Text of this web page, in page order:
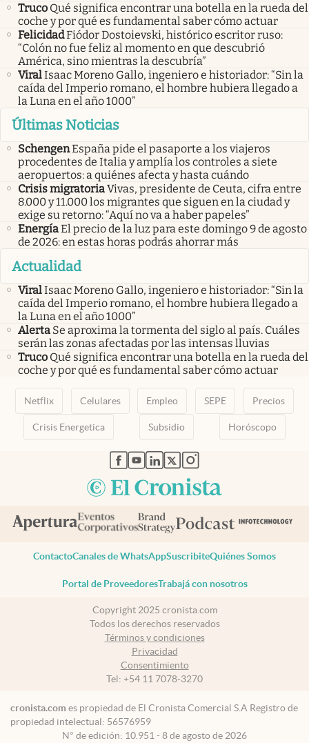
Truco Qué significa encontrar una botella en la rueda del
coche y por qué es fundamental saber cómo actuar
FelicidadFiódor Dostoievski, histórico escritor ruso:
“Colón no fue feliz al momento en que descubrió
América, sino mientras la descubría”
ViralIsaac Moreno Gallo, ingeniero e historiador: “Sin la
caída del Imperio romano, el hombre hubiera llegado a
la Luna en el año 1000”
Últimas Noticias
SchengenEspaña pide el pasaporte a los viajeros
procedentes de Italia y amplía los controles a siete
aeropuertos: a quiénes afecta y hasta cuándo
Crisis migratoriaVivas, presidente de Ceuta, cifra entre
8.000 y 11.000 los migrantes que siguen en la ciudad y
exige su retorno: “Aquí no va a haber papeles”
EnergíaEl precio de la luz para este domingo 9 de agosto
de 2026: en estas horas podrás ahorrar más
Actualidad
ViralIsaac Moreno Gallo, ingeniero e historiador: “Sin la
caída del Imperio romano, el hombre hubiera llegado a
la Luna en el año 1000”
Alerta Se aproxima la tormenta del siglo al país. Cuáles
serán las zonas afectadas por las intensas lluvias
Truco Qué significa encontrar una botella en la rueda del
coche y por qué es fundamental saber cómo actuar
Netflix Celulares Empleo SEPE Precios
Crisis Energetica Subsidio Horóscopo
abre en nueva pestaña
abre en nueva pestaña
abre en nueva pestaña
abre en nueva pestaña
abre en nueva pestaña
ContactoCanales de WhatsAppSuscribiteQuiénes Somos
Portal de ProveedoresTrabajá con nosotros
Copyright 2025 cronista.com
Todos los derechos reservados
Términos y condiciones
Privacidad
Consentimiento
Tel: +54 11 7078-3270
cronista.com es propiedad de El Cronista Comercial S.A Registro de
propiedad intelectual: 56576959
N° de edición: 10.951 - 8 de agosto de 2026